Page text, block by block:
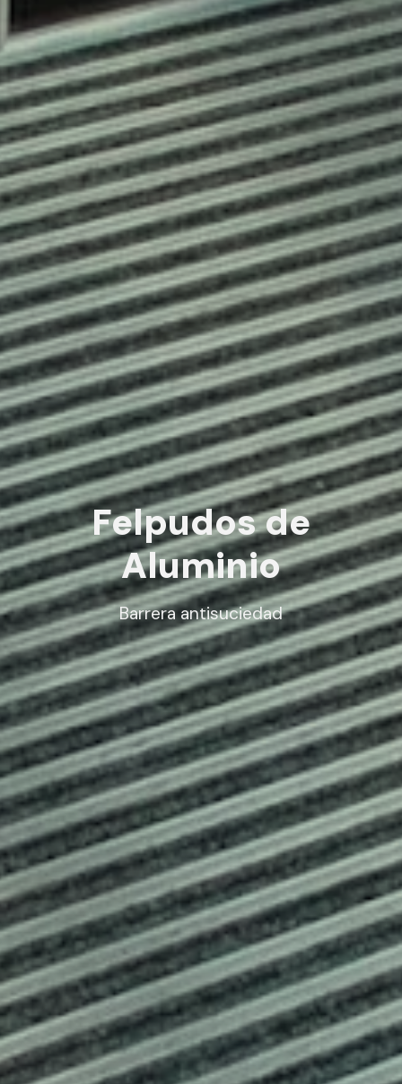
Felpudos de
Aluminio
Barrera antisuciedad